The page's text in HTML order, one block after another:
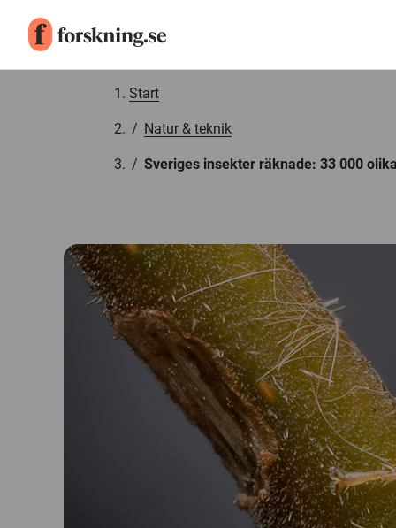
Start
/ Natur & teknik
/ Sveriges insekter räknade: 33 000